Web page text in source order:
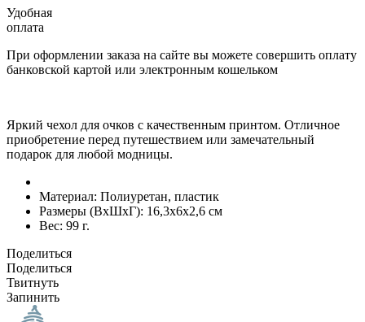
Удобная
оплата
При оформлении заказа на сайте вы можете совершить оплату
банковской картой или электронным кошельком
Яркий чехол для очков с качественным принтом. Отличное
приобретение перед путешествием или замечательный
подарок для любой модницы.
Материал: Полиуретан, пластик
Размеры (ВxШxГ): 16,3x6x2,6 см
Вес: 99 г.
Поделиться
Поделиться
Твитнуть
Запинить